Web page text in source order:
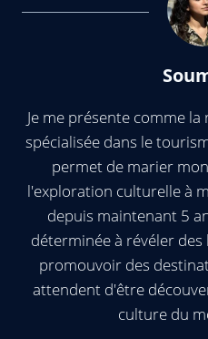
Je me présente comme
spécialisée dans le
permet de marier
l'exploration culturelle à
depuis maintenant 5
déterminée à révéler
promouvoir des
attendent d'être
culture du